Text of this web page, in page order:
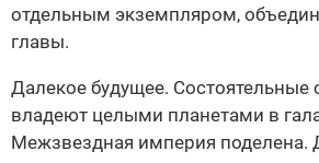
отдельным экземпляром,
главы.
Далекое будущее. Состоятельные
владеют целыми планетами в
Межзвездная империя поделена.